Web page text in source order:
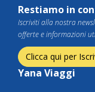
Restiamo in
Iscriviti alla nostra
offerte e informazioni
Clicca qui per
Yana Viaggi